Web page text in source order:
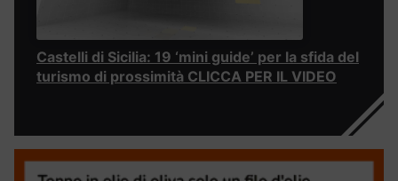
Castelli di Sicilia: 19 ‘mini guide’ per la sfida del
turismo di prossimità CLICCA PER IL VIDEO